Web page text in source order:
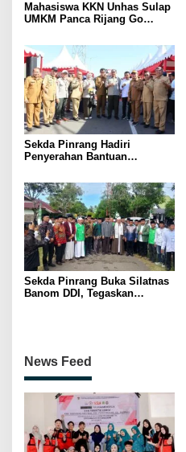
Mahasiswa KKN Unhas Sulap
UMKM Panca Rijang Go
Antusias Ikuti Pelatihan
Sekda Pinrang Hadiri
Penyerahan Bantuan
Dukung Swasembada Pangan
Sekda Pinrang Buka Silatnas
Banom DDI, Tegaskan
News Feed